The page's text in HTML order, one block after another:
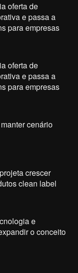
oferta de
e passa a
para empresas
oferta de
e passa a
para empresas
cenário
crescer
clean label
e
o conceito